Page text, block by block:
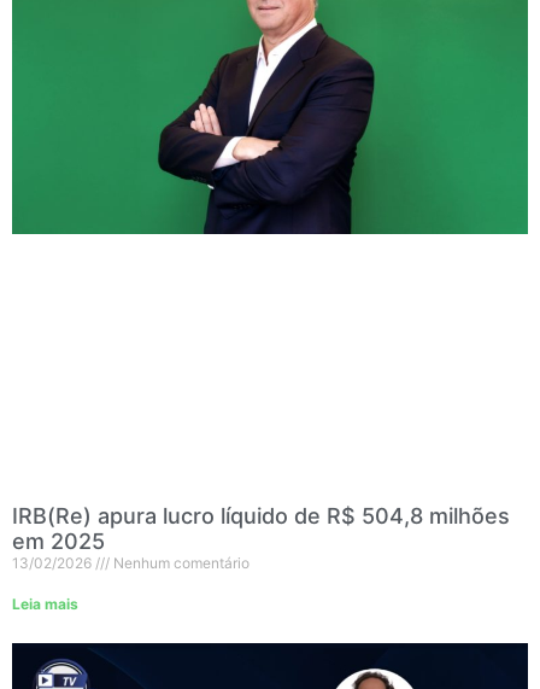
IRB(Re) apura lucro líquido de R$ 504,8 milhões
em 2025
13/02/2026 Nenhum comentário
Leia mais